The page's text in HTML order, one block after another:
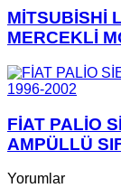
MİTSUBİSHİ
MERCEKLİ
FİAT PALİO
AMPÜLLÜ
Yorumlar